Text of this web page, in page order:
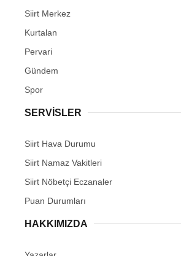
Siirt Merkez
Kurtalan
Pervari
Gündem
Spor
SERVİSLER
Siirt Hava Durumu
Siirt Namaz Vakitleri
Siirt Nöbetçi Eczanaler
Puan Durumları
HAKKIMIZDA